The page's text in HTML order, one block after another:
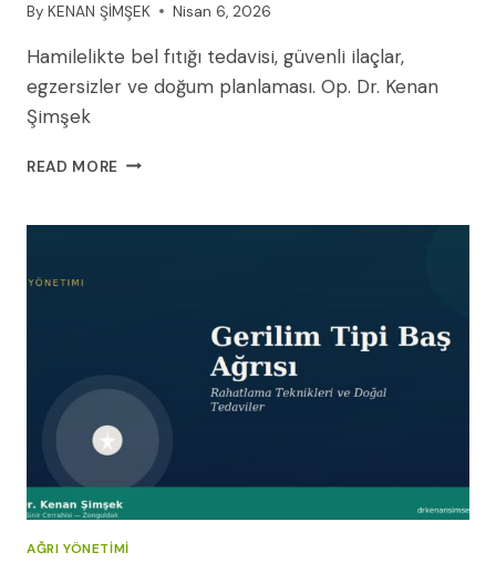
By KENAN ŞİMŞEK Nisan 6, 2026
Hamilelikte bel fıtığı tedavisi, güvenli ilaçlar,
egzersizler ve doğum planlaması. Op. Dr. Kenan
Şimşek
READ MORE HAMILELIKTE
GÜVENLI
AĞRI YÖNETIMI